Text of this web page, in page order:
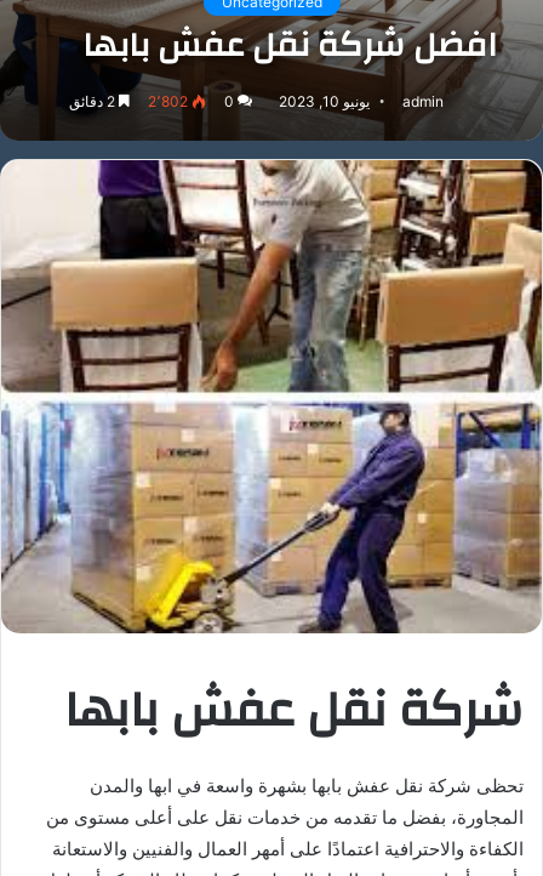
افضل شركة نقل عفش بابها
admin يونيو 10, 2023 0 2٬802 2 دقائق
شركة نقل عفش بابها
تحظى شركة نقل عفش بابها بشهرة واسعة في ابها والمدن
المجاورة، بفضل ما تقدمه من خدمات نقل على أعلى مستوى من
الكفاءة والاحترافية اعتمادًا على أمهر العمال والفنيين والاستعانة